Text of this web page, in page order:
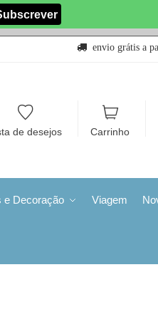
envio grátis a
de desejos Carrinho
e Decoração Viagem